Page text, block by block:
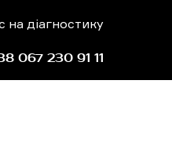
на діагностику
067 230 91 11